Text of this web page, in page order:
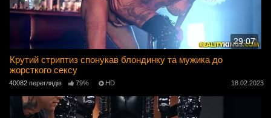
29:07
Крутий стриптиз спонукав блондинку та мужика до
жорсткого сексу
40082 переглядів 79% HD 18.02.2023